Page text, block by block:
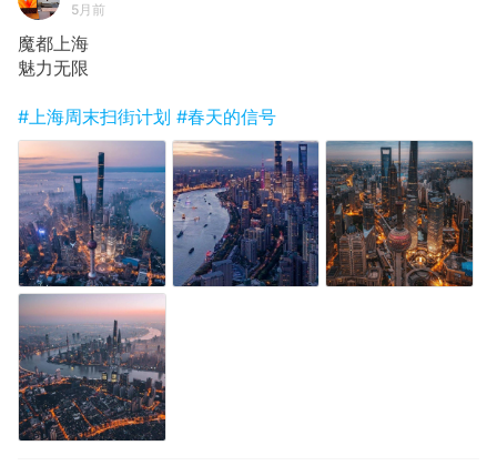
5月前
魔都上海
魅力无限
#上海周末扫街计划 #春天的信号